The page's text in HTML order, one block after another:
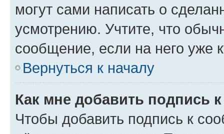
могут сами написать о
усмотрению. Учтите, что
сообщение, если на него уже
Вернуться к началу
Как мне добавить подпись
Чтобы добавить подпись к